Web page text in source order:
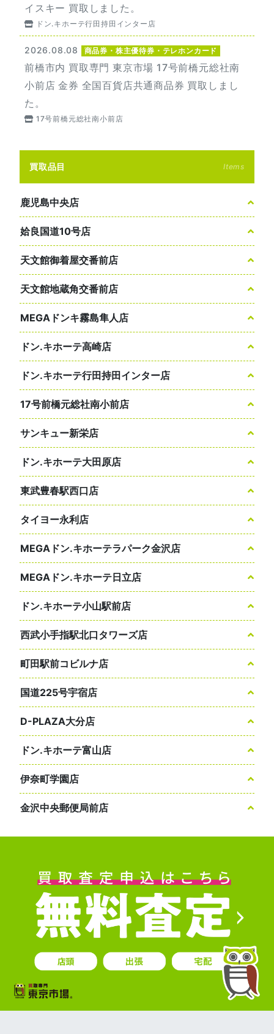
イスキー 買取しました。
ドン.キホーテ行田持田インター店
2026.08.08 商品券・株主優待券・テレホンカード
前橋市内 買取専門 東京市場 17号前橋元総社南
小前店 金券 全国百貨店共通商品券 買取しまし
た。
17号前橋元総社南小前店
買取品目 Items
鹿児島中央店
姶良国道10号店
天文館御着屋交番前店
天文館地蔵角交番前店
MEGAドンキ霧島隼人店
ドン.キホーテ高崎店
ドン.キホーテ行田持田インター店
17号前橋元総社南小前店
サンキュー新栄店
ドン.キホーテ大田原店
東武豊春駅西口店
タイヨー永利店
MEGAドン.キホーテラパーク金沢店
MEGAドン.キホーテ日立店
ドン.キホーテ小山駅前店
西武小手指駅北口タワーズ店
町田駅前コビルナ店
国道225号宇宿店
D-PLAZA大分店
ドン.キホーテ富山店
伊奈町学園店
金沢中央郵便局前店